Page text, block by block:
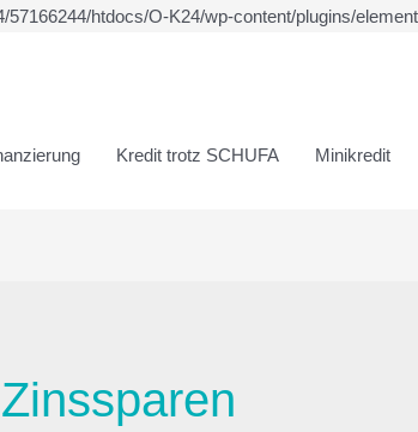
htdocs/O-K24/wp-content/plugins/
Kredit trotz SCHUFA Minikredit